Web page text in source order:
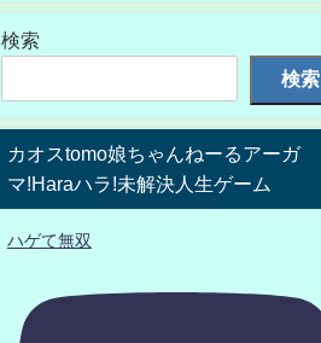
検索
検索
カオスtomo娘ちゃんねーるアーガ
マ!Haraハラ!未解決人生ゲーム
ハゲて無双